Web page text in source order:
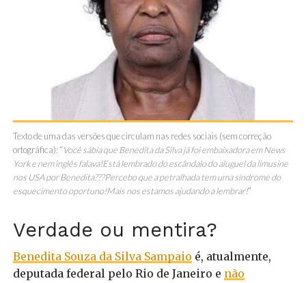
Texto de uma das versões que circulam nas redes sociais (sem correção
ortográfica): “Você sábia que Benedita da Silva já foi embaixadora em News
York e nem inglês falava!Está lembrado do escândalo do aluguel da limusine
nos USA por Benedita???Percebo que a petralhada tem uma síndrome do
esquecimento oportuno!Mais nos estamos ajudando a lembrar!“
Verdade ou mentira?
Benedita Souza da Silva Sampaio é, atualmente,
deputada federal pelo Rio de Janeiro e não